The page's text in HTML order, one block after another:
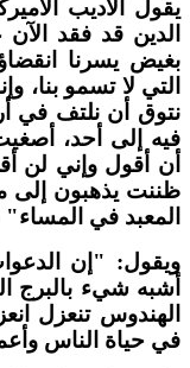
قد فقد الآن
يسرنا
لا تسمو بنا،
أن نلتف في
إلى أحد،
أقول وإني لن
يذهبون إلى ما
في المساء" (6).
"إن الدعوات
شيء بالبرج
تنعزل
حياة الناس